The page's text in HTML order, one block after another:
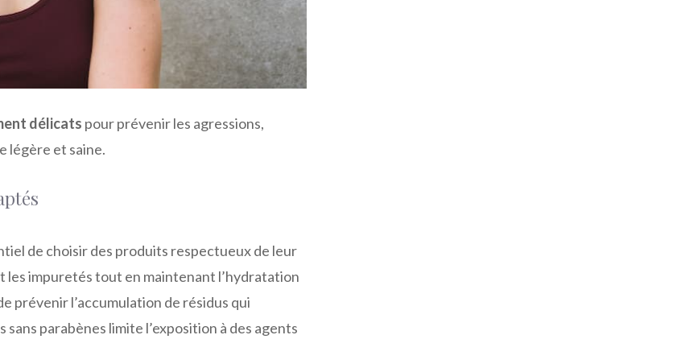
délicats pour prévenir les agressions,
légère et saine.
de choisir des produits respectueux de leur
les impuretés tout en maintenant l’hydratation
prévenir l’accumulation de résidus qui
parabènes limite l’exposition à des agents